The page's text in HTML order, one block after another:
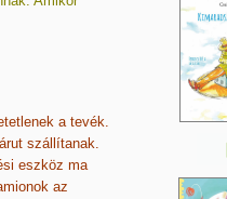
a tevék.
szállítanak.
eszköz ma
az